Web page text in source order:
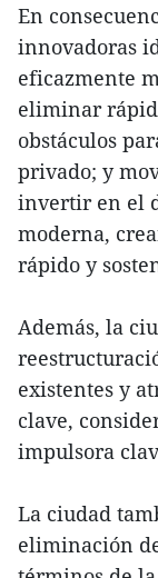
En
innovadoras
eficazmente
eliminar
obstáculos
privado; y
invertir en el
moderna,
rápido y
Además, la
existentes y
clave,
impulsora
La ciudad
eliminación